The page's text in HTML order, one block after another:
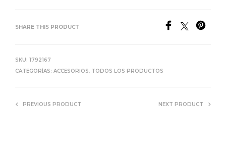
SHARE THIS PRODUCT
SKU: 1792167
CATEGORÍAS: ACCESORIOS, TODOS LOS PRODUCTOS
PREVIOUS PRODUCT NEXT PRODUCT